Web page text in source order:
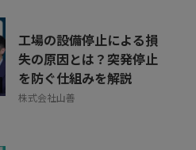
工場の設備停止による損
失の原因とは？突発停止
を防ぐ仕組みを解説
株式会社山善